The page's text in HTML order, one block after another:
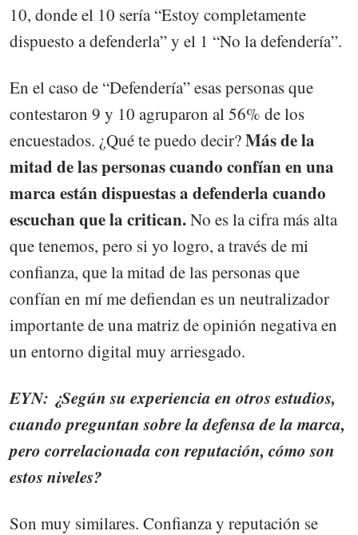
10, donde el 10 sería “Estoy completamente
dispuesto a defenderla” y el 1 “No la defendería”.
En el caso de “Defendería” esas personas que
contestaron 9 y 10 agruparon al 56% de los
encuestados. ¿Qué te puedo decir?Más de la
mitad de las personas cuando confían en una
marca están dispuestas a defenderla cuando
escuchan que la critican.No es la cifra más alta
que tenemos, pero si yo logro, a través de mi
confianza, que la mitad de las personas que
confían en mí me defiendan es un neutralizador
importante de una matriz de opinión negativa en
un entorno digital muy arriesgado.
EYN: ¿Según su experiencia en otros estudios,
cuando preguntan sobre la defensa de la marca,
pero correlacionada con reputación, cómo son
estos niveles?
Son muy similares. Confianza y reputación se